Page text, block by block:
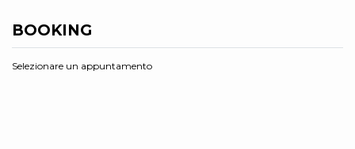
BOOKING
Selezionare un appuntamento